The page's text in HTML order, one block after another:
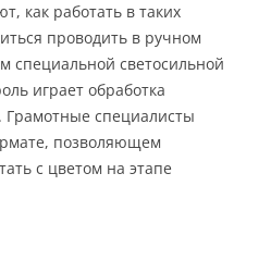
как работать в таких
проводить в ручном
специальной светосильной
играет обработка
специалисты
позволяющем
с цветом на этапе